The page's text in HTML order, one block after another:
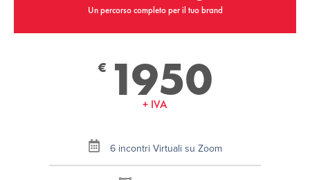
Un percorso completo per il tuo brand
€ 1950
+ IVA
6 incontri Virtuali su Zoom